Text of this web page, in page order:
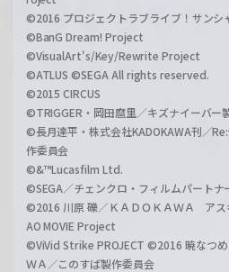
©2016 プロジェクトラブライブ！サンシ
©BanG Dream! Project
©VisualArt's/Key/Rewrite Project
©ATLUS ©SEGA All rights reserved.
©2015 CIRCUS
©TRIGGER・岡田麿里／キズナイーバー
©長月達平・株式会社KADOKAWA刊／
作委員会
©&™Lucasfilm Ltd.
©SEGA／チェンクロ・フィルムパートナ
©2016 川原 礫／ＫＡＤＯＫＡＷＡ アス
AO MOVIE Project
©ViVid Strike PROJECT ©2016 暁なつめ
ＷＡ／このすば製作委員会